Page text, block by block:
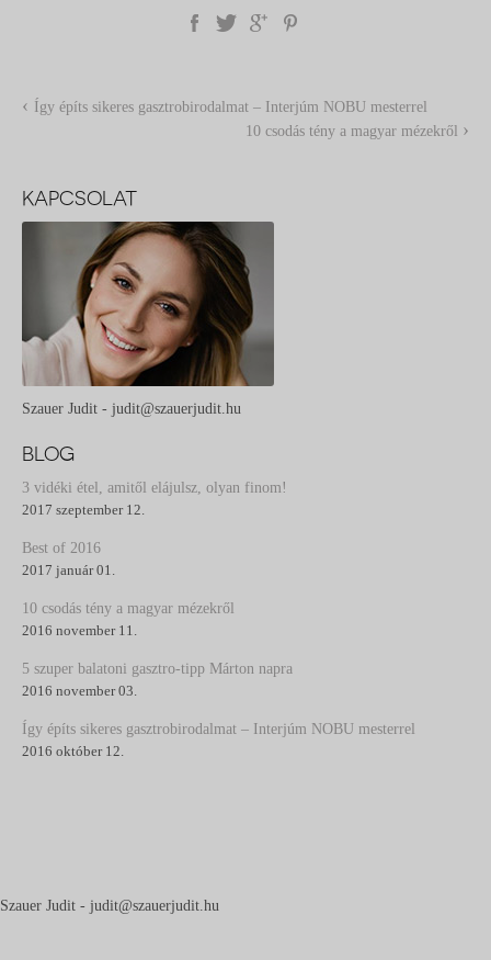
‹ Így építs sikeres gasztrobirodalmat – Interjúm NOBU mesterrel
10 csodás tény a magyar mézekről ›
KAPCSOLAT
Szauer Judit - judit@szauerjudit.hu
BLOG
3 vidéki étel, amitől elájulsz, olyan finom!
2017 szeptember 12.
Best of 2016
2017 január 01.
10 csodás tény a magyar mézekről
2016 november 11.
5 szuper balatoni gasztro-tipp Márton napra
2016 november 03.
Így építs sikeres gasztrobirodalmat – Interjúm NOBU mesterrel
2016 október 12.
Szauer Judit - judit@szauerjudit.hu